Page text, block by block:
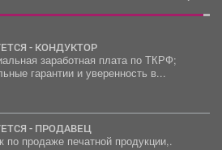
- КОНДУКТОР
заработная плата по ТКРФ;
гарантии и уверенность в...
- ПРОДАВЕЦ
по продаже печатной продукции,.